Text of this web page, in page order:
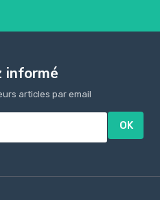
informé
articles par email
OK